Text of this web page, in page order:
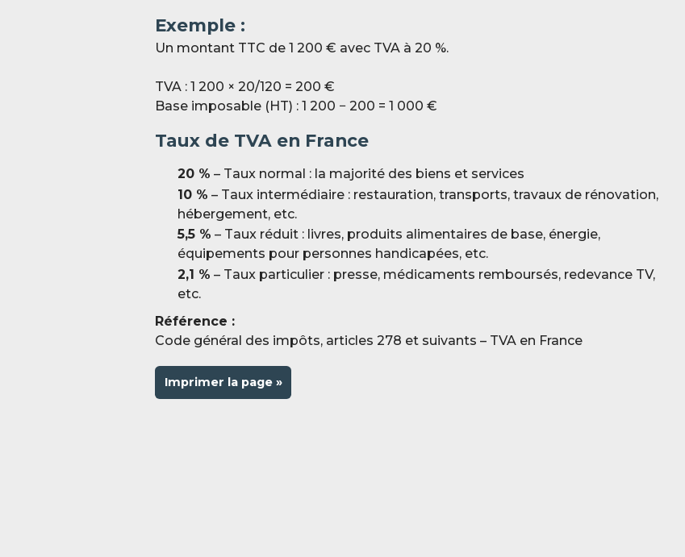
Exemple :
Un montant TTC de 1 200 € avec TVA à 20 %.
TVA : 1 200 × 20/120 = 200 €
Base imposable (HT) : 1 200 − 200 = 1 000 €
Taux de TVA en France
20 % – Taux normal : la majorité des biens et services
10 % – Taux intermédiaire : restauration, transports, travaux de rénovation,
hébergement, etc.
5,5 % – Taux réduit : livres, produits alimentaires de base, énergie,
équipements pour personnes handicapées, etc.
2,1 % – Taux particulier : presse, médicaments remboursés, redevance TV,
etc.
Référence :
Code général des impôts, articles 278 et suivants – TVA en France
Imprimer la page »